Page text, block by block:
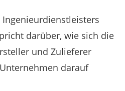
Ingenieurdienstleisters
darüber, wie sich die
und Zulieferer
darauf